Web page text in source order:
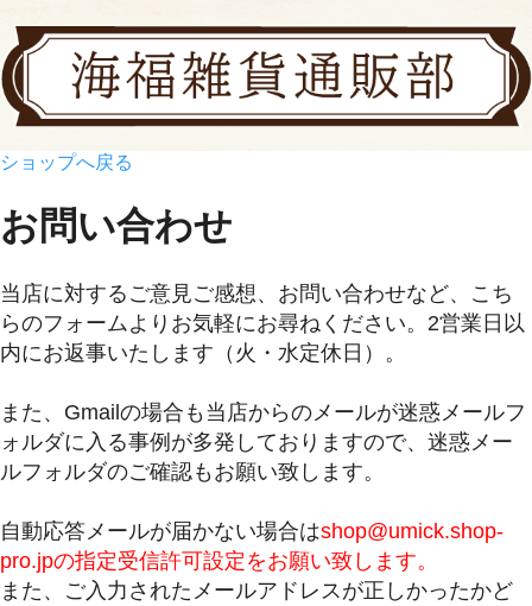
ショップへ戻る
お問い合わせ
当店に対するご意見ご感想、お問い合わせなど、こち
らのフォームよりお気軽にお尋ねください。2営業日以
内にお返事いたします（火・水定休日）。
また、Gmailの場合も当店からのメールが迷惑メールフ
ォルダに入る事例が多発しておりますので、迷惑メー
ルフォルダのご確認もお願い致します。
自動応答メールが届かない場合はshop@umick.shop-
pro.jpの指定受信許可設定をお願い致します。
また、ご入力されたメールアドレスが正しかったかど